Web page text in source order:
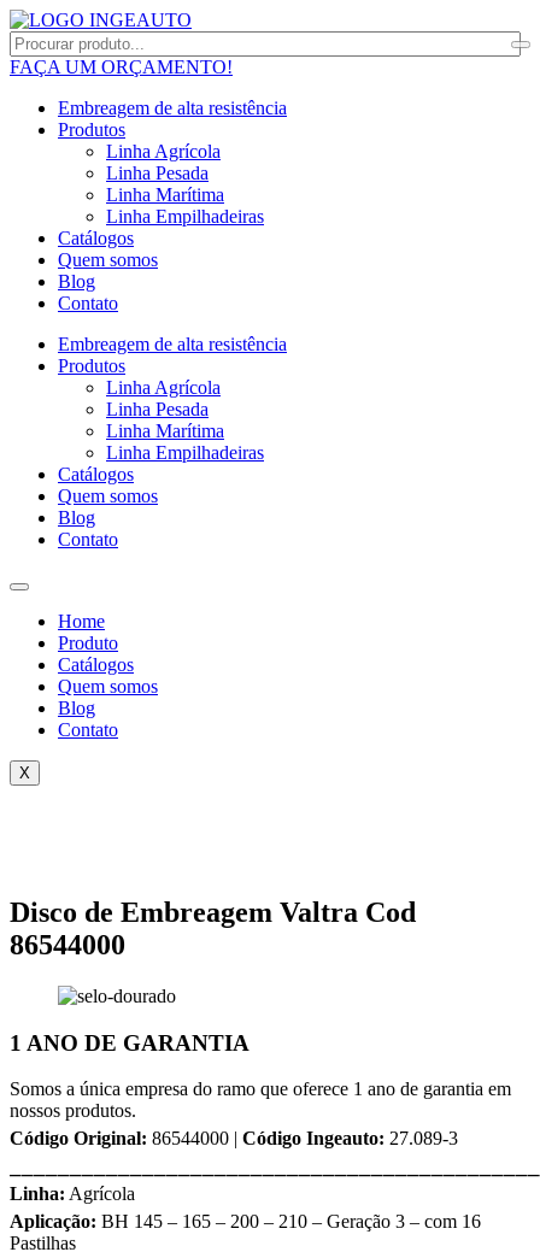
FAÇA UM ORÇAMENTO!
Embreagem de alta resistência
Produtos
Linha Agrícola
Linha Pesada
Linha Marítima
Linha Empilhadeiras
Catálogos
Quem somos
Blog
Contato
Embreagem de alta resistência
Produtos
Linha Agrícola
Linha Pesada
Linha Marítima
Linha Empilhadeiras
Catálogos
Quem somos
Blog
Contato
Home
Produto
Catálogos
Quem somos
Blog
Contato
X
Disco de Embreagem Valtra Cod
86544000
1 ANO DE GARANTIA
Somos a única empresa do ramo que oferece 1 ano de garantia em
nossos produtos.
Código Original: 86544000 | Código Ingeauto: 27.089-3
Linha: Agrícola
Aplicação: BH 145 – 165 – 200 – 210 – Geração 3 – com 16
Pastilhas